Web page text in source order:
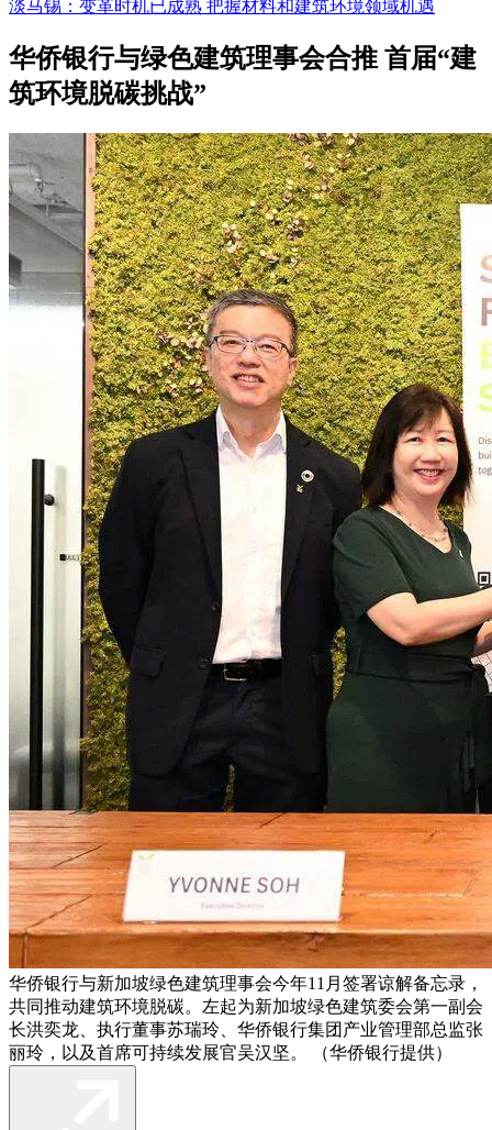
淡马锡：变革时机已成熟 把握材料和建筑环境领域机遇
华侨银行与绿色建筑理事会合推 首届“建
筑环境脱碳挑战”
华侨银行与新加坡绿色建筑理事会今年11月签署谅解备忘录，
共同推动建筑环境脱碳。左起为新加坡绿色建筑委会第一副会
长洪奕龙、执行董事苏瑞玲、华侨银行集团产业管理部总监张
丽玲，以及首席可持续发展官吴汉坚。 （华侨银行提供）